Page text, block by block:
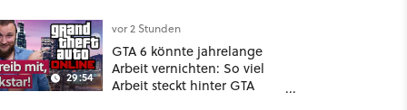
29:54
vor 2 Stunden
GTA 6 könnte jahrelange
Arbeit vernichten: So viel
Arbeit steckt hinter GTA